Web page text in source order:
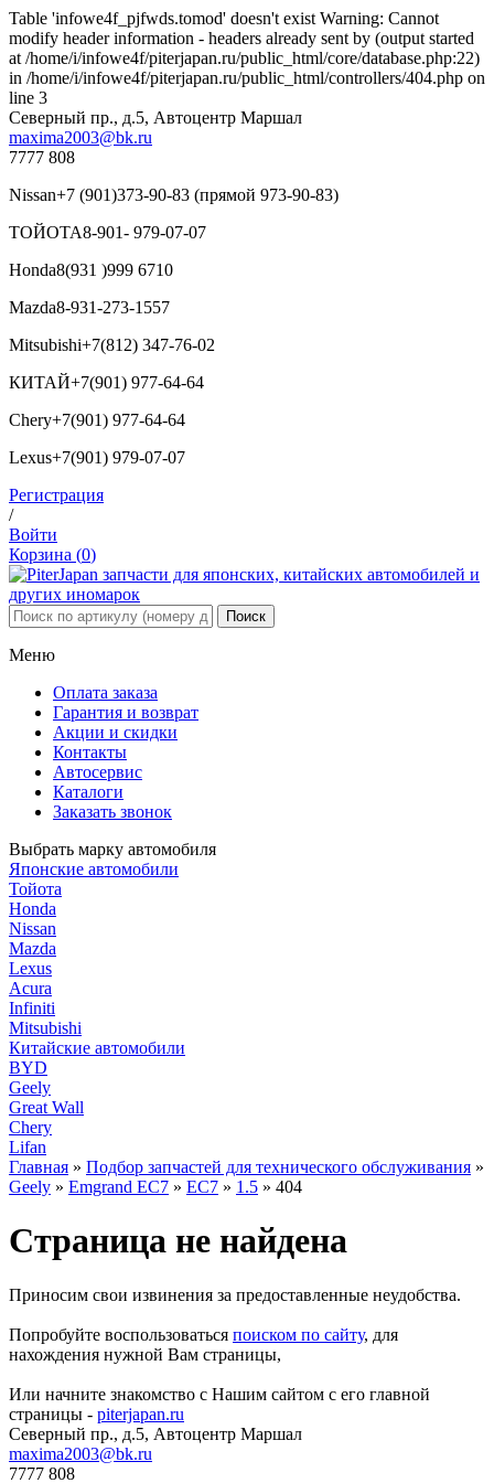
Table 'infowe4f_pjfwds.tomod' doesn't exist Warning: Cannot
modify header information - headers already sent by (output started
at /home/i/infowe4f/piterjapan.ru/public_html/core/database.php:22)
in /home/i/infowe4f/piterjapan.ru/public_html/controllers/404.php on
line 3
Северный пр., д.5, Автоцентр Маршал
maxima2003@bk.ru
7777 808
Nissan+7 (901)373-90-83 (прямой 973-90-83)
ТОЙОТА8-901- 979-07-07
Honda8(931 )999 6710
Mazda8-931-273-1557
Mitsubishi+7(812) 347-76-02
КИТАЙ+7(901) 977-64-64
Chery+7(901) 977-64-64
Lexus+7(901) 979-07-07
Регистрация
/
Войти
Корзина (0)
Меню
Оплата заказа
Гарантия и возврат
Акции и скидки
Контакты
Автосервис
Каталоги
Заказать звонок
Выбрать марку автомобиля
Японские автомобили
Тойота
Honda
Nissan
Mazda
Lexus
Acura
Infiniti
Mitsubishi
Китайские автомобили
BYD
Geely
Great Wall
Chery
Lifan
Главная » Подбор запчастей для технического обслуживания »
Geely » Emgrand EC7 » EC7 » 1.5 » 404
Страница не найдена
Приносим свои извинения за предоставленные неудобства.
Попробуйте воспользоваться поиском по сайту, для
нахождения нужной Вам страницы,
Или начните знакомство с Нашим сайтом с его главной
страницы - piterjapan.ru
Северный пр., д.5, Автоцентр Маршал
maxima2003@bk.ru
7777 808